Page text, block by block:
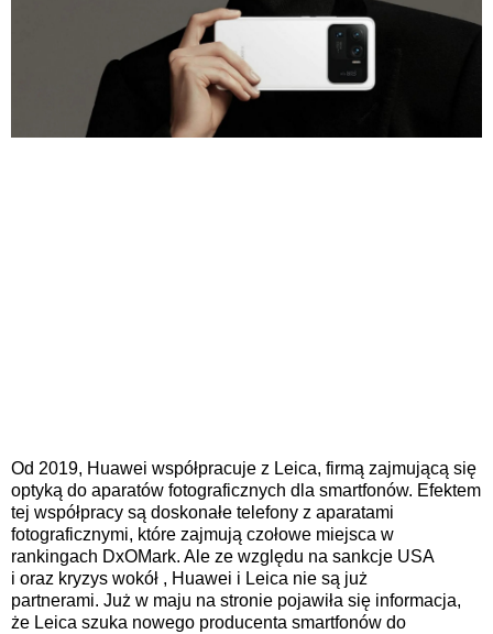
Od 2019, Huawei współpracuje z Leica, firmą zajmującą się
optyką do aparatów fotograficznych dla smartfonów. Efektem
tej współpracy są doskonałe telefony z aparatami
fotograficznymi, które zajmują czołowe miejsca w
rankingach DxOMark. Ale ze względu na sankcje USA
i oraz kryzys wokół , Huawei i Leica nie są już
partnerami. Już w maju na stronie pojawiła się informacja,
że Leica szuka nowego producenta smartfonów do